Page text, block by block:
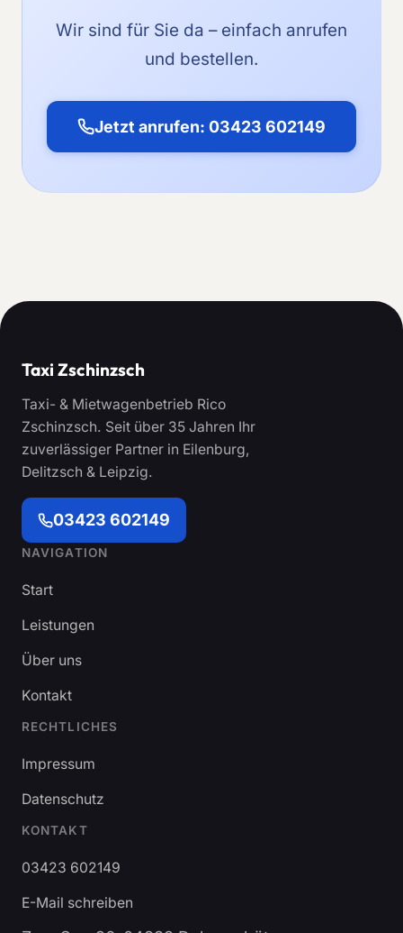
Wir sind für Sie da – einfach anrufen
und bestellen.
Jetzt anrufen: 03423 602149
Taxi Zschinzsch
Taxi- & Mietwagenbetrieb Rico
Zschinzsch. Seit über 35 Jahren Ihr
zuverlässiger Partner in Eilenburg,
Delitzsch & Leipzig.
03423 602149
NAVIGATION
Start
Leistungen
Über uns
Kontakt
RECHTLICHES
Impressum
Datenschutz
KONTAKT
03423 602149
E-Mail schreiben